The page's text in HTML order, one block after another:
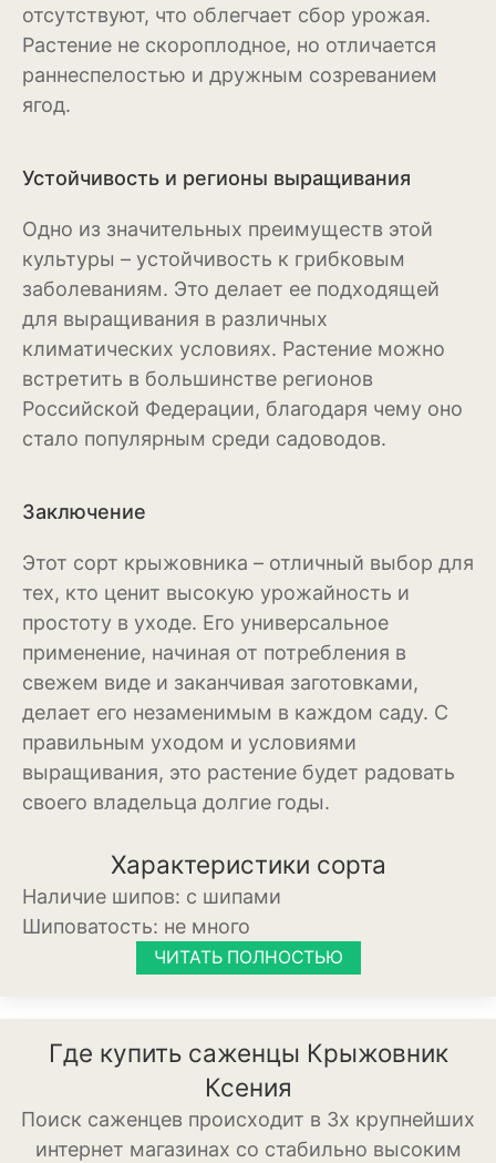
Антуриум
Глоксиния
Орхидея
Сингониум
Спатифиллум
Фикус
Бересклет
Буддлея
Бузина
Вейгела
Дёрен
Ель
Жимолость
Кипарисовик
Можжевельник
Пузыреплодник
отсутствуют, что облегчает сбор урожая.
Растение не скороплодное, но отличается
раннеспелостью и дружным созреванием
ягод.
Устойчивость и регионы выращивания
Одно из значительных преимуществ этой
культуры – устойчивость к грибковым
заболеваниям. Это делает ее подходящей
для выращивания в различных
климатических условиях. Растение можно
встретить в большинстве регионов
Российской Федерации, благодаря чему оно
стало популярным среди садоводов.
Заключение
Этот сорт крыжовника – отличный выбор для
тех, кто ценит высокую урожайность и
простоту в уходе. Его универсальное
применение, начиная от потребления в
свежем виде и заканчивая заготовками,
делает его незаменимым в каждом саду. С
правильным уходом и условиями
выращивания, это растение будет радовать
своего владельца долгие годы.
Характеристики сорта
Наличие шипов: с шипами
Шиповатость: не много
ЧИТАТЬ ПОЛНОСТЬЮ
Где купить саженцы Крыжовник
Ксения
Поиск саженцев происходит в 3х крупнейших
интернет магазинах со стабильно высоким